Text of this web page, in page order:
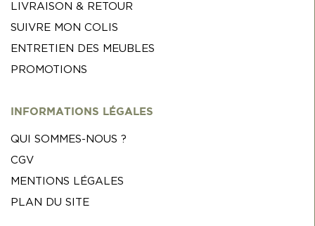
LIVRAISON & RETOUR
SUIVRE MON COLIS
ENTRETIEN DES MEUBLES
PROMOTIONS
INFORMATIONS LÉGALES
QUI SOMMES-NOUS ?
CGV
MENTIONS LÉGALES
PLAN DU SITE